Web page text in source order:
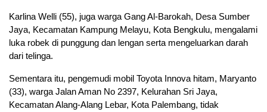
Karlina Welli (55), juga warga Gang Al-Barokah, Desa Sumber
Jaya, Kecamatan Kampung Melayu, Kota Bengkulu, mengalami
luka robek di punggung dan lengan serta mengeluarkan darah
dari telinga.
Sementara itu, pengemudi mobil Toyota Innova hitam, Maryanto
(33), warga Jalan Aman No 2397, Kelurahan Sri Jaya,
Kecamatan Alang-Alang Lebar, Kota Palembang, tidak